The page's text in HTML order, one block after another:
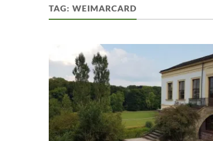
TAG: WEIMARCARD